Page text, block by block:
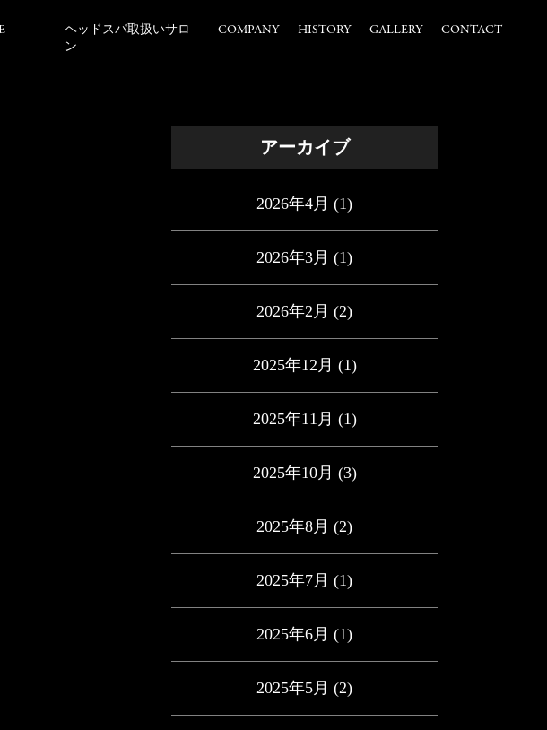
ヘッドスパ取扱いサロ
ン
COMPANY HISTORY GALLERY CONTACT
アーカイブ
2026年4月 (1)
2026年3月 (1)
2026年2月 (2)
2025年12月 (1)
2025年11月 (1)
2025年10月 (3)
2025年8月 (2)
2025年7月 (1)
2025年6月 (1)
2025年5月 (2)